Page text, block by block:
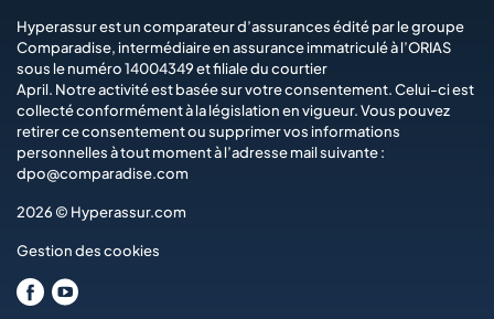
Hyperassur est un comparateur d’assurances édité par le groupe
Comparadise, intermédiaire en assurance immatriculé à l’ORIAS
sous le numéro 14004349 et filiale du courtier
April. Notre activité est basée sur votre consentement. Celui-ci est
collecté conformément à la législation en vigueur. Vous pouvez
retirer ce consentement ou supprimer vos informations
personnelles à tout moment à l’adresse mail suivante :
dpo@comparadise.com
2026 © Hyperassur.com
Gestion des cookies